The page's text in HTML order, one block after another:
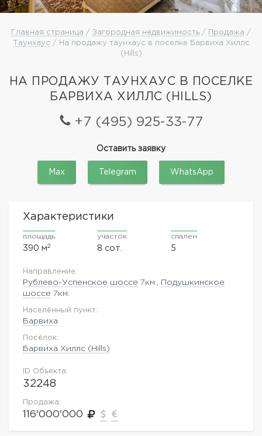
Главная страница / Загородная недвижимость / Продажа /
Таунхаус / На продажу таунхаус в поселке Барвиха Хиллс
(Hills)
НА ПРОДАЖУ ТАУНХАУС В ПОСЕЛКЕ
БАРВИХА ХИЛЛС (HILLS)
+7 (495) 925-33-77
Оставить заявку
Max Telegram WhatsApp
Характеристики
площадь
390 м2
участок
8 сот.
спален
5
Направление:
Рублево-Успенское шоссе 7км.,
Подушкинское
шоссе 7км.
Населённый пункт:
Барвиха
Посёлок:
Барвиха Хиллс (Hills)
ID Объекта:
32248
Продажа:
116'000'000